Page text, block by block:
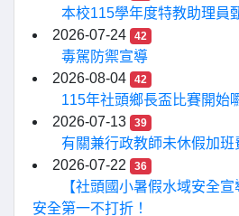
本校115學年度特教助理員
2026-07-24
42
毒駕防禦宣導
2026-08-04
42
115年社頭鄉長盃比賽開始
2026-07-13
39
有關兼行政教師未休假加班
2026-07-22
36
【社頭國小暑假水域安全
安全第一不打折！